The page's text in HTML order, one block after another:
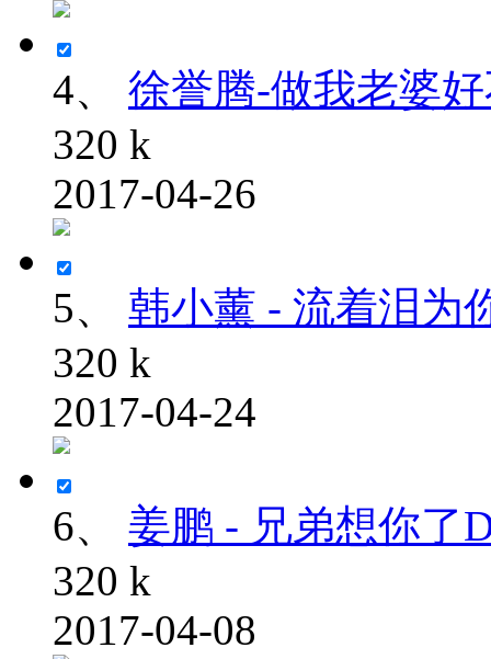
4、
徐誉腾-做我老婆
320 k
2017-04-26
5、
韩小薰 - 流着泪为
320 k
2017-04-24
6、
姜鹏 - 兄弟想你了
320 k
2017-04-08